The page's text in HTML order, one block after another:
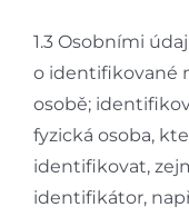
1.3 Osobními
o identifikované
osobě;
fyzická osoba,
identifikovat,
identifikátor,